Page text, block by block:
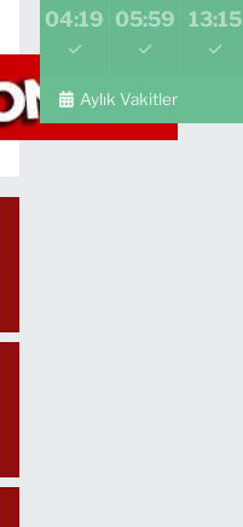
04:19 05:59 13:15
Aylık Vakitler